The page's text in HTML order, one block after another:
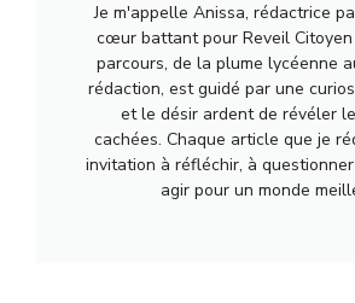
Je m'appelle Anissa, rédactrice
cœur battant pour Reveil Citoyen
parcours, de la plume lycéenne
rédaction, est guidé par une
et le désir ardent de révéler
cachées. Chaque article que je
invitation à réfléchir, à
agir pour un monde